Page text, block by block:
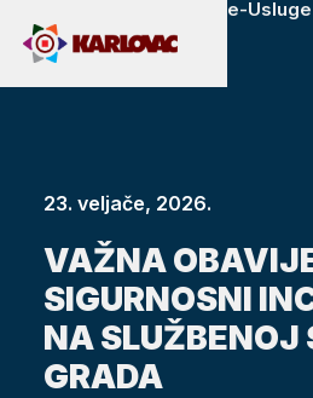
e-Usluge
23. veljače, 2026.
VAŽNA
SIGURNOSNI
NA SLUŽBENOJ
GRADA